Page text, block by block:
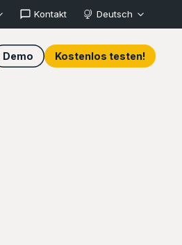
Kontakt Deutsch
Demo Kostenlos testen!